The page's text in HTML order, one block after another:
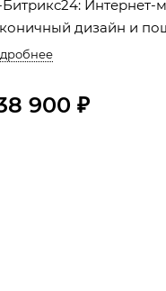
Битрикс24: Интернет-
дизайн и
900 ₽